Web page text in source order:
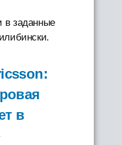
в заданные
в